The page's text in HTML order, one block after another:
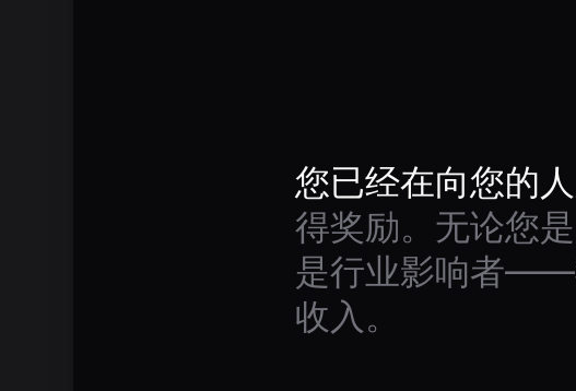
您已经在向您的
得奖励。无论您
是行业影响者——
收入。